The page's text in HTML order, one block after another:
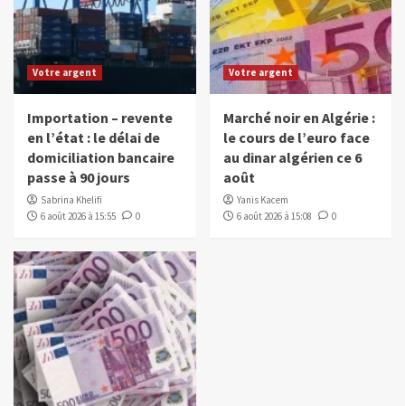
Votre argent
Importation – revente
en l’état : le délai de
domiciliation bancaire
passe à 90 jours
Sabrina Khelifi
6 août 2026 à 15:55
0
Votre argent
Marché noir en Algérie :
le cours de l’euro face
au dinar algérien ce 6
août
Yanis Kacem
6 août 2026 à 15:08
0